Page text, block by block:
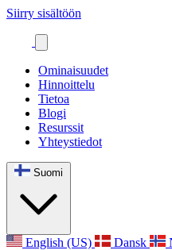
Siirry sisältöön
Ominaisuudet
Hinnoittelu
Tietoa
Blogi
Resurssit
Yhteystiedot
Suomi
English (US) Dansk